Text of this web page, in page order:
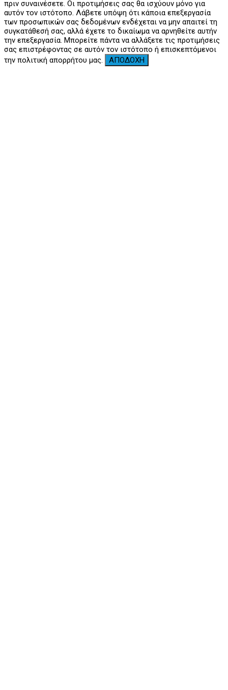
πριν συναινέσετε. Οι προτιμήσεις σας θα ισχύουν μόνο για
αυτόν τον ιστότοπο. Λάβετε υπόψη ότι κάποια επεξεργασία
των προσωπικών σας δεδομένων ενδέχεται να μην απαιτεί τη
συγκατάθεσή σας, αλλά έχετε το δικαίωμα να αρνηθείτε αυτήν
την επεξεργασία. Μπορείτε πάντα να αλλάξετε τις προτιμήσεις
σας επιστρέφοντας σε αυτόν τον ιστότοπο ή επισκεπτόμενοι
την πολιτική απορρήτου μας.
ΑΠΟΔΟΧΗ